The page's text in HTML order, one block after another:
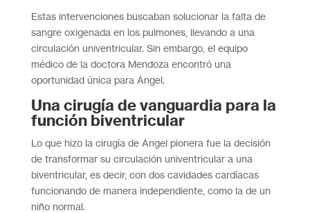
Estas intervenciones buscaban solucionar la falta de
sangre oxigenada en los pulmones, llevando a una
circulación univentricular. Sin embargo, el equipo
médico de la doctora Mendoza encontró una
oportunidad única para Ángel.
Una cirugía de vanguardia para la
función biventricular
Lo que hizo la cirugía de Ángel pionera fue la decisión
de transformar su circulación univentricular a una
biventricular, es decir, con dos cavidades cardíacas
funcionando de manera independiente, como la de un
niño normal.